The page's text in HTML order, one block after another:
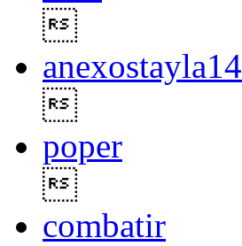
anexostayla14
poper
combatir